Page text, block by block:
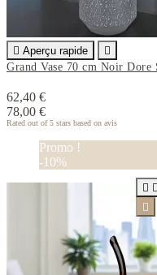
 Aperçu rapide

Grand Vase 70 cm Noir Dore
62,40 €
78,00 €
Rated out of 5 stars based on avis
Promo !
-10%
 
